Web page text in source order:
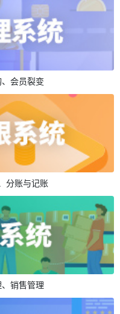
会员裂变
分账与记账
销售管理